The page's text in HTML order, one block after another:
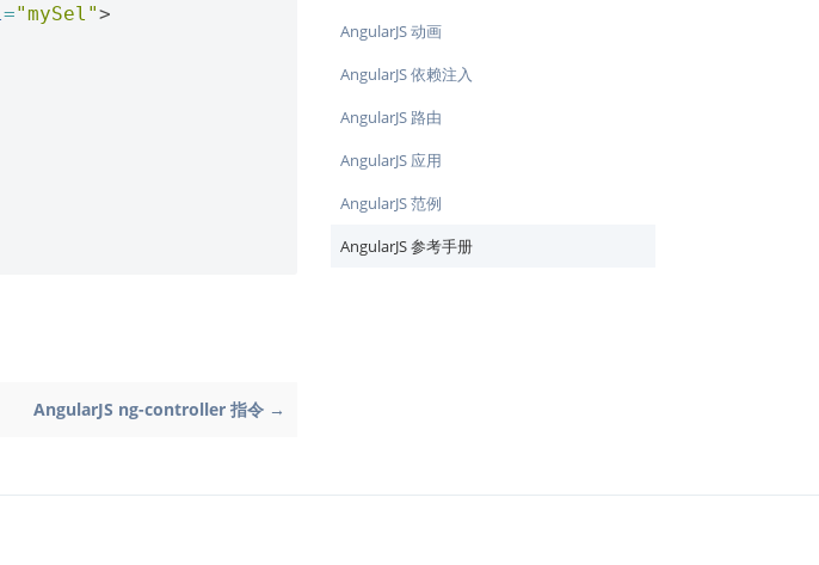
="mySel">
AngularJS ng-controller 指令 →
AngularJS 动画
AngularJS 依赖注入
AngularJS 路由
AngularJS 应用
AngularJS 范例
AngularJS 参考手册